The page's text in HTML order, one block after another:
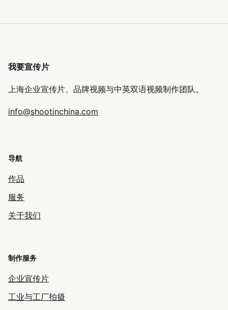
我要宣传片
上海企业宣传片、品牌视频与中英双语视频制作团队。
info@shootinchina.com
导航
作品
服务
关于我们
制作服务
企业宣传片
工业与工厂拍摄